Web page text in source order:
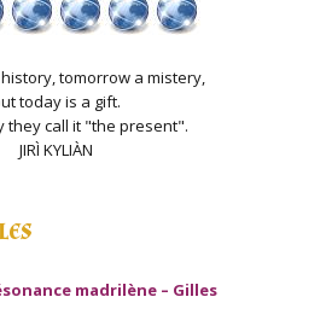
tomorrow a mistery,
today is a gift.
they call it "the present".
JIRÌ KYLIÀN
madrilène – Gilles